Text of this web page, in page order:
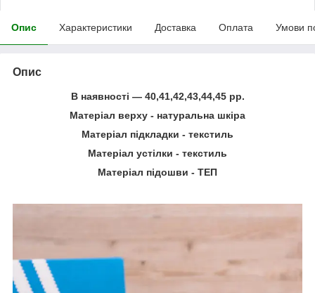
Опис Характеристики Доставка Оплата Умови
Опис
В наявності ― 40,41,42,43,44,45 рр.
Матеріал верху - натуральна шкіра
Матеріал підкладки - текстиль
Матеріал устілки - текстиль
Матеріал підошви - ТЕП